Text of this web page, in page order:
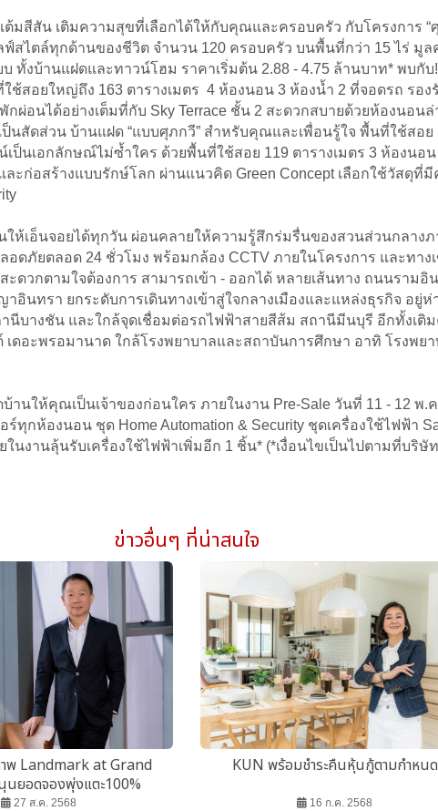
มสีสัน เติมความสุขที่เลือกได้ให้กับคุณและครอบครัว กับโครงการ
ไตล์ทุกด้านของชีวิต จำนวน 120 ครอบครัว บนพื้นที่กว่า 15 ไร่ มู
ทั้งบ้านแฝดและทาวน์โฮม ราคาเริ่มต้น 2.88 - 4.75 ล้านบาท* พบกั
ช้สอยใหญ่ถึง 163 ตารางเมตร 4 ห้องนอน 3 ห้องน้ำ 2 ที่จอดรถ ร
อนได้อย่างเต็มที่กับ Sky Terrace ชั้น 2 สะดวกสบายด้วยห้องนอน
สัดส่วน บ้านแฝด “แบบศุภกวี” สำหรับคุณและเพื่อนรู้ใจ พื้นที่ใช้สอย
ป็นเอกลักษณ์ไม่ซ้ำใคร ด้วยพื้นที่ใช้สอย 119 ตารางเมตร 3 ห้องนอ
ะก่อสร้างแบบรักษ์โลก ผ่านแนวคิด Green Concept เลือกใช้วัสดุ
เอ็นจอยได้ทุกวัน ผ่อนคลายให้ความรู้สึกร่มรื่นของสวนส่วนกลาง
ดภัยตลอด 24 ชั่วโมง พร้อมกล้อง CCTV ภายในโครงการ และทาง
ดวกตามใจต้องการ สามารถเข้า - ออกได้ หลายเส้นทาง ถนนราม
ทรา ยกระดับการเดินทางเข้าสู่ใจกลางเมืองและแหล่งธุรกิจ อยู่
นีบางชัน และใกล้จุดเชื่อมต่อรถไฟฟ้าสายสีส้ม สถานีมีนบุรี อีกทั้งเ
อะพรอมานาด ใกล้โรงพยาบาลและสถาบันการศึกษา อาทิ โรงพย
ให้คุณเป็นเจ้าของก่อนใคร ภายในงาน Pre-Sale วันที่ 11 - 12 พ.
ทุกห้องนอน ชุด Home Automation & Security ชุดเครื่องใช้ไฟฟ้า
นงานลุ้นรับเครื่องใช้ไฟฟ้าเพิ่มอีก 1 ชิ้น* (*เงื่อนไขเป็นไปตามที่บริษั
ข่าวอื่นๆ ที่น่าสนใจ
าพ Landmark at Grand
ยอดจองพุ่งแตะ100%
27 ส.ค. 2568
KUN พร้อมชำระคืนหุ้นกู้ตามกำหนด
16 ก.ค. 2568